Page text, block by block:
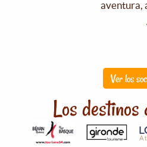
aventura,
Ver los
Los destinos